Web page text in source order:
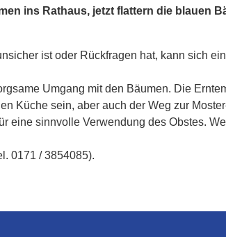
ins Rathaus, jetzt flattern die blauen
ist oder Rückfragen hat, kann sich
Umgang mit den Bäumen. Die
Küche sein, aber auch der Weg zur
sinnvolle Verwendung des Obstes.
0171 / 3854085).